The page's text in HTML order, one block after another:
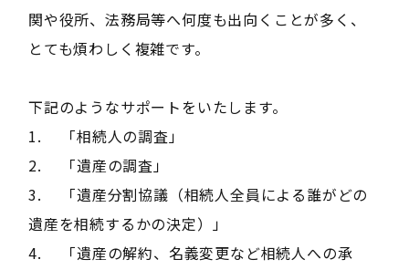
関や役所、法務局等へ何度も出向くことが多く、
とても煩わしく複雑です。
下記のようなサポートをいたします。
1. 「相続人の調査」
2. 「遺産の調査」
3. 「遺産分割協議（相続人全員による誰がどの
遺産を相続するかの決定）」
4. 「遺産の解約、名義変更など相続人への承